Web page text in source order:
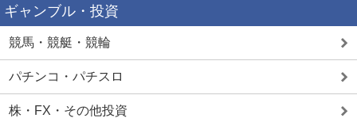
ギャンブル・投資
競馬・競艇・競輪
パチンコ・パチスロ
株・FX・その他投資